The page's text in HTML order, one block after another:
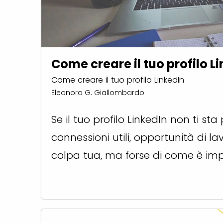
Come creare il tuo profilo
Come creare il tuo profilo LinkedIn
Eleonora G. Giallombardo
Se il tuo profilo LinkedIn non ti
connessioni utili, opportunità di
colpa tua, ma forse di come è